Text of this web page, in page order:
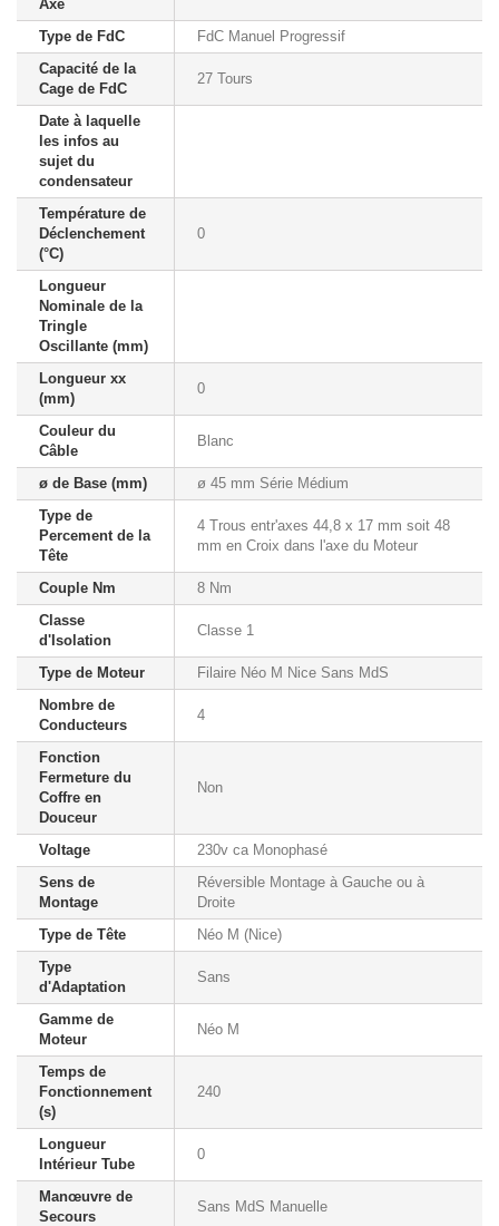
Axe
Type de FdC
FdC Manuel Progressif
Capacité de la
Cage de FdC
27 Tours
Date à laquelle
les infos au
sujet du
condensateur
Température de
Déclenchement
(°C)
0
Longueur
Nominale de la
Tringle
Oscillante (mm)
Longueur xx
(mm)
0
Couleur du
Câble
Blanc
ø de Base (mm)
ø 45 mm Série Médium
Type de
Percement de la
Tête
4 Trous entr'axes 44,8 x 17 mm soit 48
mm en Croix dans l'axe du Moteur
Couple Nm
8 Nm
Classe
d'Isolation
Classe 1
Type de Moteur
Filaire Néo M Nice Sans MdS
Nombre de
Conducteurs
4
Fonction
Fermeture du
Coffre en
Douceur
Non
Voltage
230v ca Monophasé
Sens de
Montage
Réversible Montage à Gauche ou à
Droite
Type de Tête
Néo M (Nice)
Type
d'Adaptation
Sans
Gamme de
Moteur
Néo M
Temps de
Fonctionnement
(s)
240
Longueur
Intérieur Tube
0
Manœuvre de
Secours
Sans MdS Manuelle